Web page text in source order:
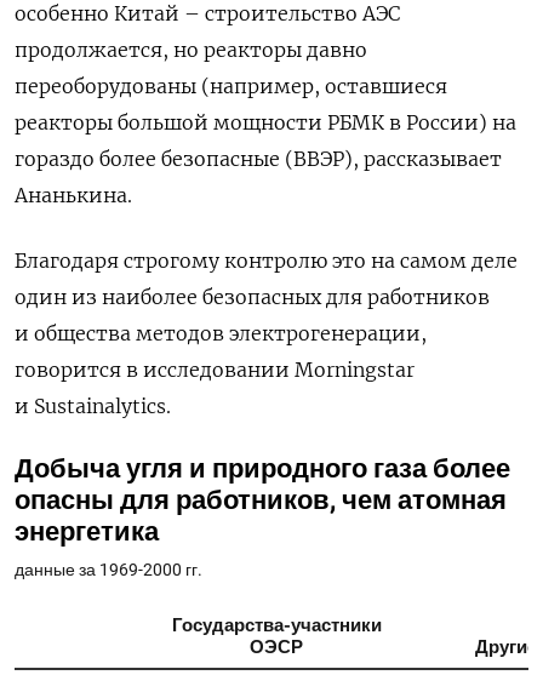
особенно Китай – строительство АЭС
продолжается, но реакторы давно
переоборудованы (например, оставшиеся
реакторы большой мощности РБМК в России) на
гораздо более безопасные (ВВЭР), рассказывает
Ананькина.
Благодаря строгому контролю это на самом деле
один из наиболее безопасных для работников
и общества методов электрогенерации,
говорится в исследовании Morningstar
и Sustainalytics.